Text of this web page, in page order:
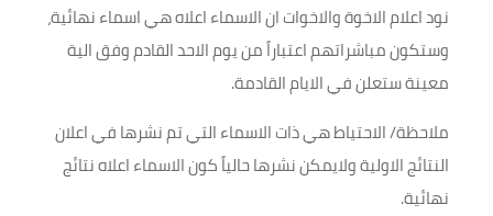
نود اعلام الاخوة والاخوات ان الاسماء اعلاه هي اسماء نهائية،
وستكون مباشراتهم اعتباراً من يوم الاحد القادم وفق الية
معينة ستعلن في الايام القادمة.
ملاحظة/ الاحتياط هي ذات الاسماء التي تم نشرها في اعلان
النتائج الاولية ولايمكن نشرها حالياً كون الاسماء اعلاه نتائج
نهائية.